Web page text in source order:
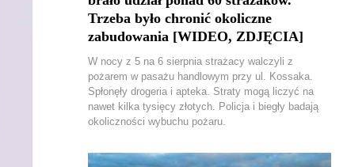
Trzeba było chronić okoliczne
zabudowania [WIDEO, ZDJĘCIA]
W nocy z 5 na 6 sierpnia strażacy walczyli z
pożarem w pasażu handlowym przy ul. Kossaka.
Spłonęły drogeria i apteka. Straty mogą liczyć na
nawet kilka tysięcy złotych. Policja i biegły badają
okoliczności wybuchu pożaru.